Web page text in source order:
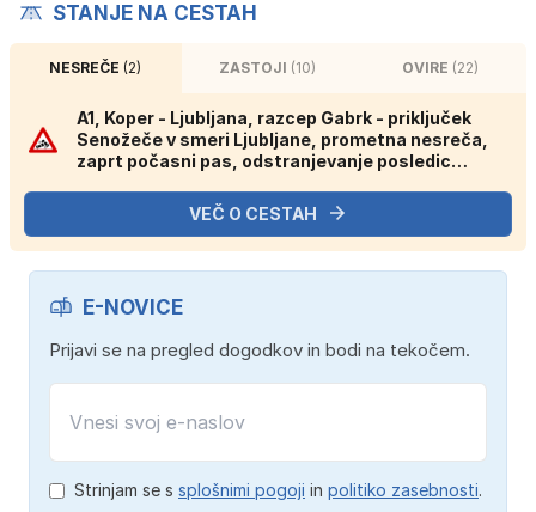
STANJE NA CESTAH
NESREČE(2) ZASTOJI (10) OVIRE (22)
A1, Koper - Ljubljana, razcep Gabrk - priključek
Senožeče v smeri Ljubljane, prometna nesreča,
zaprt počasni pas, odstranjevanje posledic
VEČ O CESTAH
E-NOVICE
Prijavi se na pregled dogodkov in bodi na tekočem.
Strinjam se s splošnimi pogoji in politiko zasebnosti.